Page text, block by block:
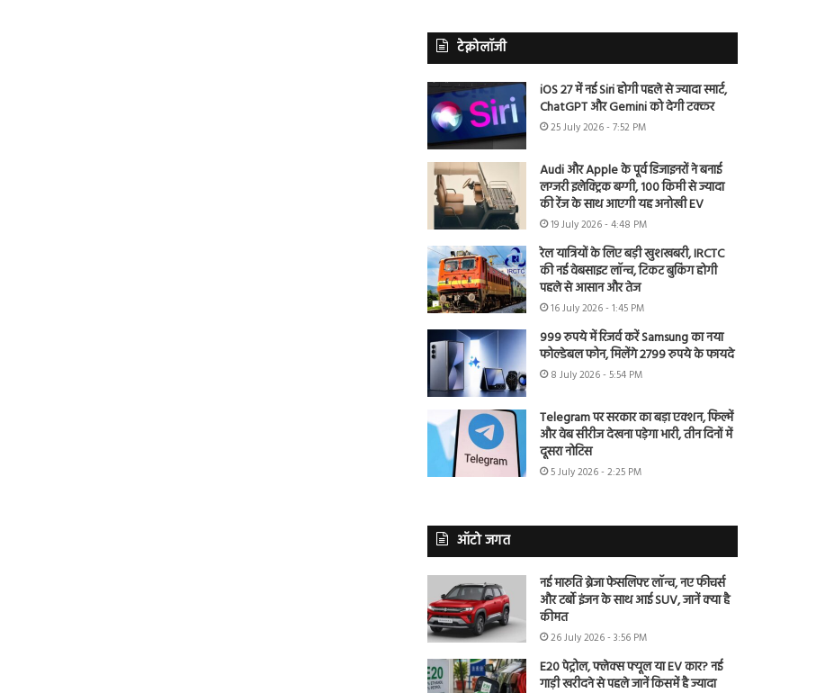
टेक्नोलॉजी
iOS 27 में नई Siri होगी पहले से ज्यादा स्मार्ट,
ChatGPT और Gemini को देगी टक्कर
25 July 2026 - 7:52 PM
Audi और Apple के पूर्व डिजाइनरों ने बनाई
लग्जरी इलेक्ट्रिक बग्गी, 100 किमी से ज्यादा
की रेंज के साथ आएगी यह अनोखी EV
19 July 2026 - 4:48 PM
रेल यात्रियों के लिए बड़ी खुशखबरी, IRCTC
की नई वेबसाइट लॉन्च, टिकट बुकिंग होगी
पहले से आसान और तेज
16 July 2026 - 1:45 PM
999 रुपये में रिजर्व करें Samsung का नया
फोल्डेबल फोन, मिलेंगे 2799 रुपये के फायदे
8 July 2026 - 5:54 PM
Telegram पर सरकार का बड़ा एक्शन, फिल्में
और वेब सीरीज देखना पड़ेगा भारी, तीन दिनों में
दूसरा नोटिस
5 July 2026 - 2:25 PM
ऑटो जगत
नई मारुति ब्रेजा फेसलिफ्ट लॉन्च, नए फीचर्स
और टर्बो इंजन के साथ आई SUV, जानें क्या है
कीमत
26 July 2026 - 3:56 PM
E20 पेट्रोल, फ्लेक्स फ्यूल या EV कार? नई
गाड़ी खरीदने से पहले जानें किसमें है ज्यादा